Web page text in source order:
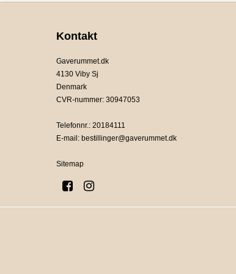
Kontakt
Gaverummet.dk
4130 Viby Sj
Denmark
CVR-nummer: 30947053
Telefonnr.: 20184111
E-mail : bestillinger@gaverummet.dk
Sitemap